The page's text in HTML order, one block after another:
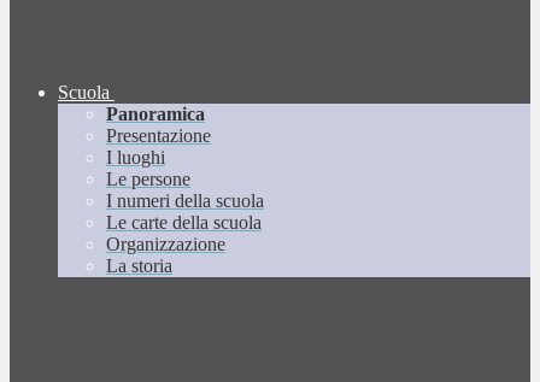
Scuola
Panoramica
Presentazione
I luoghi
Le persone
I numeri della scuola
Le carte della scuola
Organizzazione
La storia